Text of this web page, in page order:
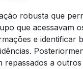
robusta que
que acessavam
e identificar
repassados a